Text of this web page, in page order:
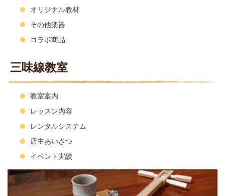
オリジナル教材
その他楽器
コラボ商品
三味線教室
教室案内
レッスン内容
レンタルシステム
店主あいさつ
イベント実績